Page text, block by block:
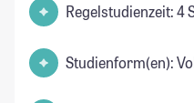
Regelstudienzeit: 4
Studienform(en):